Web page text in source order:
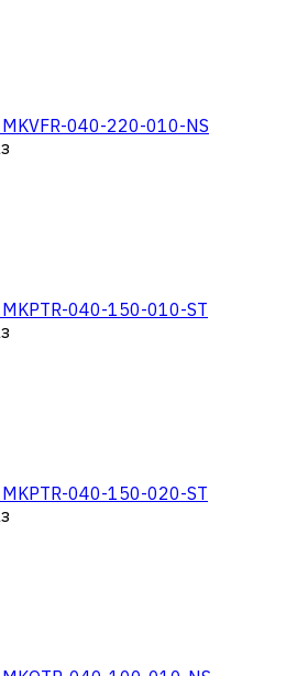
040-220-010-NS
040-150-010-ST
040-150-020-ST